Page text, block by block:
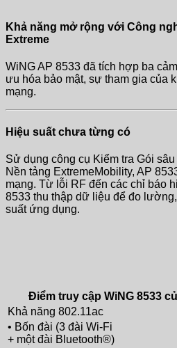
Khả năng mở rộng với Công
Extreme
WiNG AP 8533 đã tích hợp ba
ưu hóa bảo mật, sự tham gia của
mạng.
Hiệu suất chưa từng có
Sử dụng công cụ Kiểm tra Gói
Nền tảng ExtremeMobility, AP
mạng. Từ lỗi RF đến các chỉ báo
8533 thu thập dữ liệu để đo
suất ứng dụng.
Điểm truy cập WiNG 8533
Khả năng 802.11ac
• Bốn đài (3 đài Wi-Fi
+ một đài Bluetooth®)